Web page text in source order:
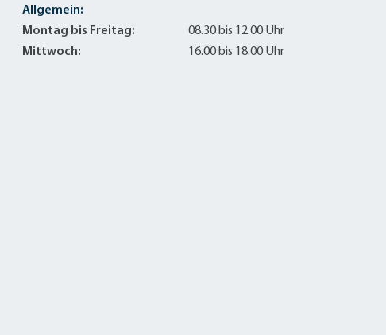
Allgemein:
Montag bis Freitag:
08.30 bis 12.00 Uhr
Mittwoch:
16.00 bis 18.00 Uhr